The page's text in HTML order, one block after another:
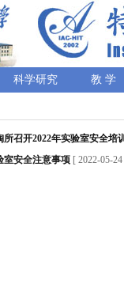
科学研究 教 学
所召开2022年实验室安全培
室安全注意事项 [ 2022-05-